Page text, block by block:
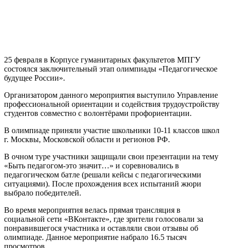
25 февраля в Корпусе гуманитарных факультетов МПГУ
состоялся заключительный этап олимпиады «Педагогическое
будущее России».
Организатором данного мероприятия выступило Управление
профессиональной ориентации и содействия трудоустройству
студентов совместно с волонтёрами профориентации.
В олимпиаде приняли участие школьники 10-11 классов школ
г. Москвы, Московской области и регионов РФ.
В очном туре участники защищали свои презентации на тему
«Быть педагогом-это значит…» и соревновались в
педагогическом батле (решали кейсы с педагогическими
ситуациями). После прохождения всех испытаний жюри
выбрало победителей.
Во время мероприятия велась прямая трансляция в
социальной сети «ВКонтакте», где зрители голосовали за
понравившегося участника и оставляли свои отзывы об
олимпиаде. Данное мероприятие набрало 16.5 тысяч
просмотров.